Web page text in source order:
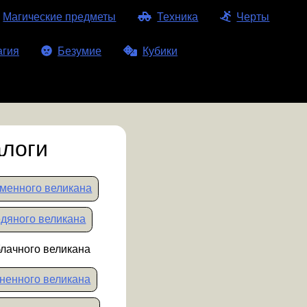
Магические предметы Техника Черты
Безумие Кубики
великана
великана
великана
великана